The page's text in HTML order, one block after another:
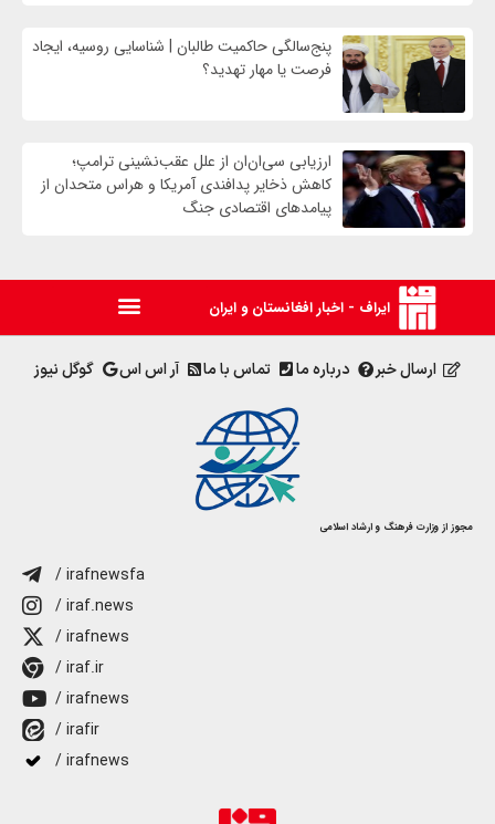
پنج‌سالگی حاکمیت طالبان | شناسایی روسیه، ایجاد
فرصت‌ یا مهار تهدید؟
ارزیابی سی‌ان‌ان از علل عقب‌نشینی ترامپ؛
کاهش ذخایر پدافندی آمریکا و هراس متحدان از
پیامدهای اقتصادی جنگ
ایراف - اخبار افغانستان و ایران
ارسال خبر درباره ما تماس با ما آر اس اس گوگل نیوز
مجوز از وزارت فرهنگ و ارشاد اسلامی
/ irafnewsfa
/ iraf.news
/ irafnews
/ iraf.ir
/ irafnews
/ irafir
/ irafnews